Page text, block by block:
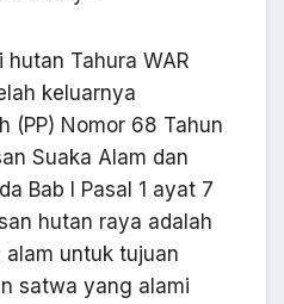
Tahura WAR
keluarnya
(PP) Nomor 68 Tahun
Suaka Alam dan
Bab I Pasal 1 ayat 7
hutan raya adalah
untuk tujuan
satwa yang alami